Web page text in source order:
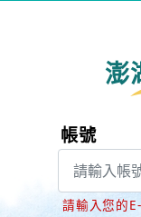
澎
帳號
請輸入您的